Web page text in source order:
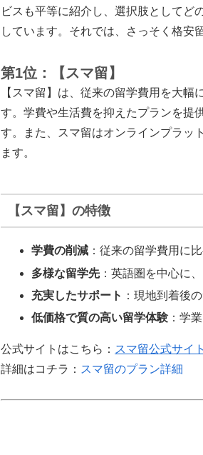
ビスも平等に紹介し、選択肢としてど
しています。それでは、さっそく格安
第1位：【スマ留】
【スマ留】は、従来の留学費用を大
す。学費や生活費を抑えたプランを提
す。また、スマ留はオンラインプラッ
ます。
【スマ留】の特徴
学費の削減 ：従来の留学費用に
多様な留学先：英語圏を中心に
充実したサポート ：現地到着後
低価格で質の高い留学体験 ：学
公式サイトはこちら： スマ留公式サイト
詳細はコチラ： スマ留のプラン詳細